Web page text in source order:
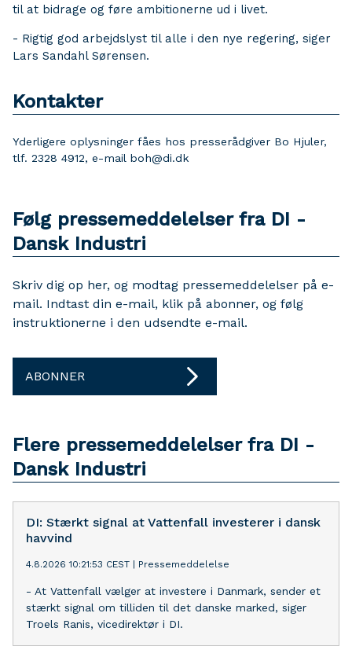
til at bidrage og føre ambitionerne ud i livet.
- Rigtig god arbejdslyst til alle i den nye regering, siger
Lars Sandahl Sørensen.
Kontakter
Yderligere oplysninger fåes hos presserådgiver Bo Hjuler,
tlf. 2328 4912, e-mail boh@di.dk
Følg pressemeddelelser fra DI -
Dansk Industri
Skriv dig op her, og modtag pressemeddelelser på e-
mail. Indtast din e-mail, klik på abonner, og følg
instruktionerne i den udsendte e-mail.
ABONNER
Flere pressemeddelelser fra DI -
Dansk Industri
DI: Stærkt signal at Vattenfall investerer i dansk
havvind
4.8.2026 10:21:53 CEST Pressemeddelelse
- At Vattenfall vælger at investere i Danmark, sender et
stærkt signal om tilliden til det danske marked, siger
Troels Ranis, vicedirektør i DI.